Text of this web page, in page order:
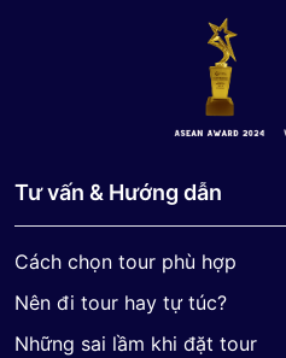
Tư vấn & Hướng dẫn
Cách chọn tour phù hợp
Nên đi tour hay tự túc?
Những sai lầm khi đặt tour